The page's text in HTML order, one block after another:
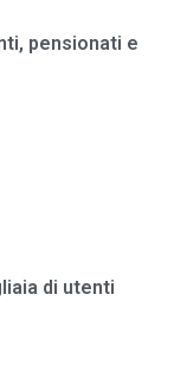
pensionati e
di utenti